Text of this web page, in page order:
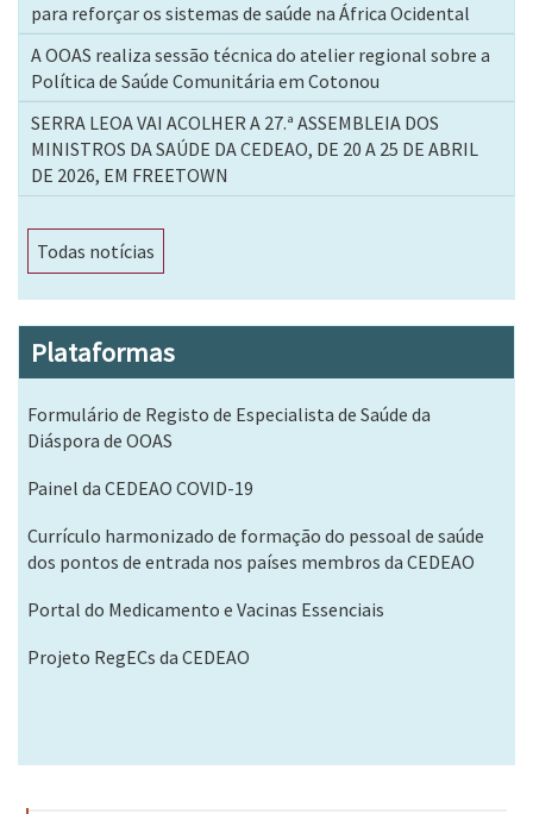
para reforçar os sistemas de saúde na África Ocidental
A OOAS realiza sessão técnica do atelier regional sobre a
Política de Saúde Comunitária em Cotonou
SERRA LEOA VAI ACOLHER A 27.ª ASSEMBLEIA DOS
MINISTROS DA SAÚDE DA CEDEAO, DE 20 A 25 DE ABRIL
DE 2026, EM FREETOWN
Todas notícias
Plataformas
Formulário de Registo de Especialista de Saúde da
Diáspora de OOAS
Painel da CEDEAO COVID-19
Currículo harmonizado de formação do pessoal de saúde
dos pontos de entrada nos países membros da CEDEAO
Portal do Medicamento e Vacinas Essenciais
Projeto RegECs da CEDEAO